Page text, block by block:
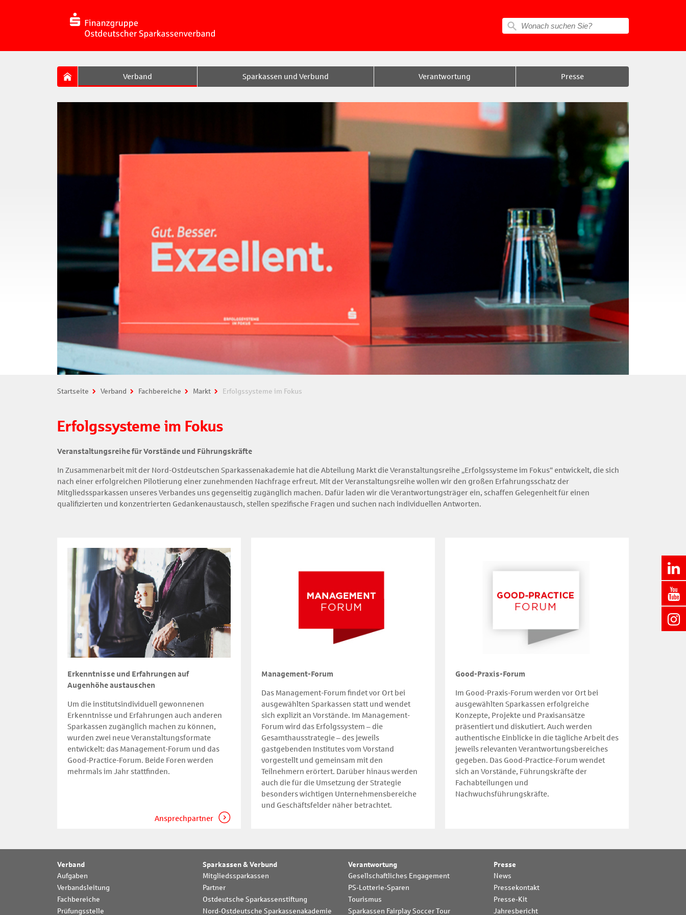
Verband Sparkassen und Verbund Verantwortung Presse
Startseite Verband Fachbereiche Markt Erfolgssysteme im Fokus
Erfolgssysteme im Fokus
Veranstaltungsreihe für Vorstände und Führungskräfte
In Zusammenarbeit mit der Nord-Ostdeutschen Sparkassenakademie hat die Abteilung Markt die Veranstaltungsreihe „Erfolgssysteme im Fokus“ entwickelt, die sich
nach einer erfolgreichen Pilotierung einer zunehmenden Nachfrage erfreut. Mit der Veranstaltungsreihe wollen wir den großen Erfahrungsschatz der
Mitgliedssparkassen unseres Verbandes uns gegenseitig zugänglich machen. Dafür laden wir die Verantwortungsträger ein, schaffen Gelegenheit für einen
qualifizierten und konzentrierten Gedankenaustausch, stellen spezifische Fragen und suchen nach individuellen Antworten.
Erkenntnisse und Erfahrungen auf
Augenhöhe austauschen
Um die institutsindividuell gewonnenen
Erkenntnisse und Erfahrungen auch anderen
Sparkassen zugänglich machen zu können,
wurden zwei neue Veranstaltungsformate
entwickelt: das Management-Forum und das
Good-Practice-Forum. Beide Foren werden
mehrmals im Jahr stattfinden.
Ansprechpartner
Management-Forum
Das Management-Forum findet vor Ort bei
ausgewählten Sparkassen statt und wendet
sich explizit an Vorstände. Im Management-
Forum wird das Erfolgssystem – die
Gesamthausstrategie – des jeweils
gastgebenden Institutes vom Vorstand
vorgestellt und gemeinsam mit den
Teilnehmern erörtert. Darüber hinaus werden
auch die für die Umsetzung der Strategie
besonders wichtigen Unternehmensbereiche
und Geschäftsfelder näher betrachtet.
Good-Praxis-Forum
Im Good-Praxis-Forum werden vor Ort bei
ausgewählten Sparkassen erfolgreiche
Konzepte, Projekte und Praxisansätze
präsentiert und diskutiert. Auch werden
authentische Einblicke in die tägliche Arbeit des
jeweils relevanten Verantwortungsbereiches
gegeben. Das Good-Practice-Forum wendet
sich an Vorstände, Führungskräfte der
Fachabteilungen und
Nachwuchsführungskräfte.
Verband
Aufgaben
Verbandsleitung
Fachbereiche
Prüfungsstelle
Sparkassen & Verbund
Mitgliedssparkassen
Partner
Ostdeutsche Sparkassenstiftung
Nord-Ostdeutsche Sparkassenakademie
Verantwortung
Gesellschaftliches Engagement
PS-Lotterie-Sparen
Tourismus
Sparkassen Fairplay Soccer Tour
Presse
News
Pressekontakt
Presse-Kit
Jahresbericht